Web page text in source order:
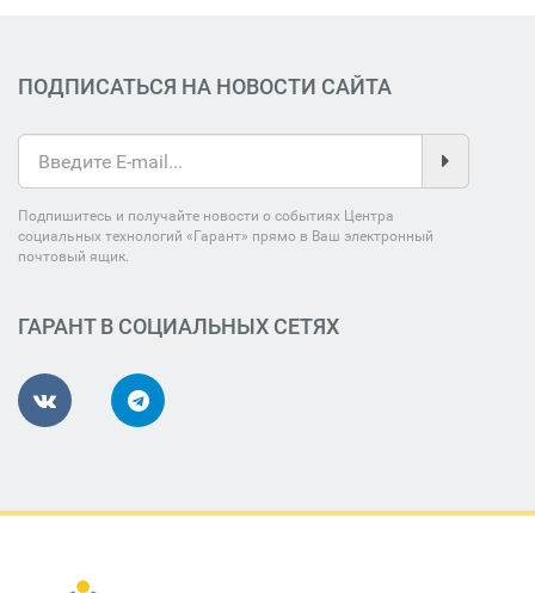
ПОДПИСАТЬСЯ НА НОВОСТИ САЙТА
Подпишитесь и получайте новости о событиях Центра
социальных технологий «Гарант» прямо в Ваш электронный
почтовый ящик.
ГАРАНТ В СОЦИАЛЬНЫХ СЕТЯХ